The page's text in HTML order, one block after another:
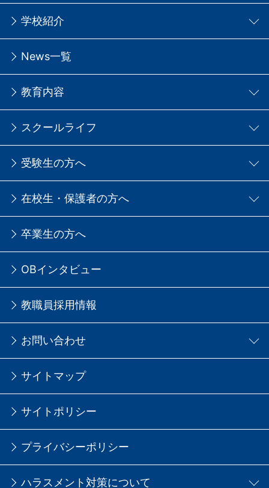
学校紹介
News一覧
教育内容
スクールライフ
受験生の方へ
在校生・保護者の方へ
卒業生の方へ
OBインタビュー
教職員採用情報
お問い合わせ
サイトマップ
サイトポリシー
プライバシーポリシー
ハラスメント対策について